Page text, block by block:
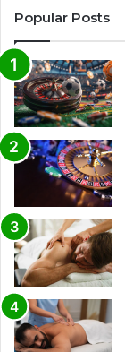
Popular Posts